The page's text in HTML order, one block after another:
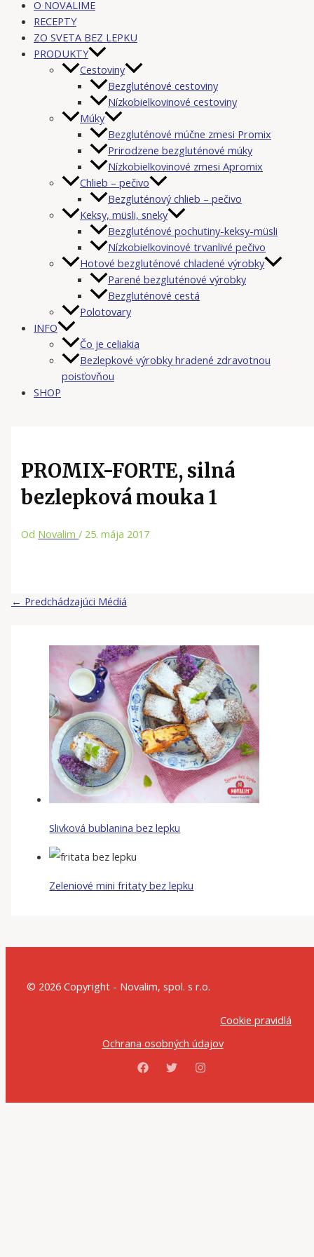
O NOVALIME
RECEPTY
ZO SVETA BEZ LEPKU
PRODUKTY
Cestoviny
Bezgluténové cestoviny
Nízkobielkovinové cestoviny
Múky
Bezgluténové múčne zmesi Promix
Prirodzene bezgluténové múky
Nízkobielkovinové zmesi Apromix
Chlieb – pečivo
Bezgluténový chlieb – pečivo
Keksy, müsli, sneky
Bezgluténové pochutiny-keksy-müsli
Nízkobielkovinové trvanlivé pečivo
Hotové bezgluténové chladené výrobky
Parené bezgluténové výrobky
Bezgluténové cestá
Polotovary
INFO
Čo je celiakia
Bezlepkové výrobky hradené zdravotnou
poisťovňou
SHOP
PROMIX-FORTE, silná
bezlepková mouka 1
Od Novalim/ 25. mája 2017
← Predchádzajúci Médiá
Slivková bublanina bez lepku
Zeleniové mini fritaty bez lepku
© 2026 Copyright - Novalim, spol. s r.o.
Cookie pravidlá
Ochrana osobných údajov